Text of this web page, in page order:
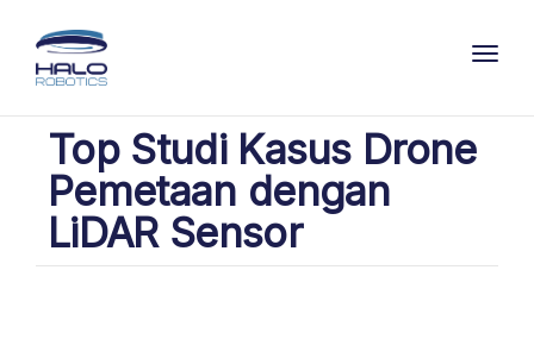
Top Studi Kasus Drone
Pemetaan dengan
LiDAR Sensor